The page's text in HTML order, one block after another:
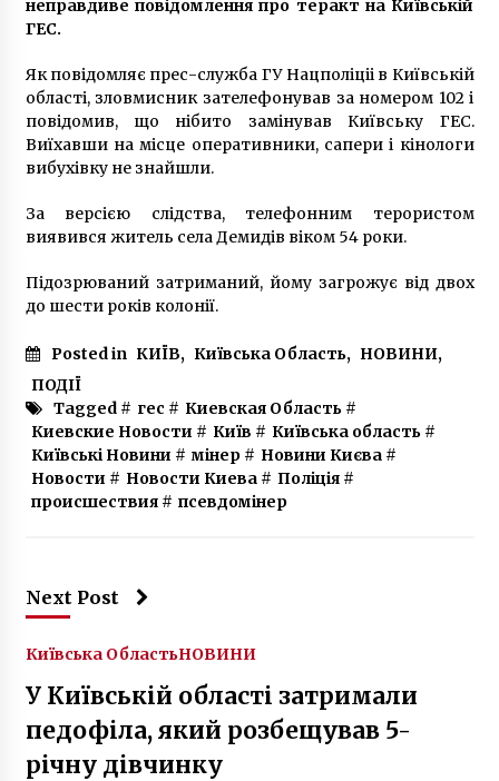
6 років ago
В аеропорту “Бориспіль” затримали
митрополита УПЦ МП
8 років ago
Чоловіку, який жорстоко побив 6-річного
вбивство
6 років ago
В Києві чоловік ґвалтував 5-річну доньку
своєї знайомої
5 років ago
5 років ago
Депутату Київради від “Слуги народу”
спалили автомобіль
неправдиве повідомлення про теракт на Київській
ГЕС.
Як повідомляє прес-служба ГУ Нацполіціі в Київській
області, зловмисник зателефонував за номером 102 і
повідомив, що нібито замінував Київську ГЕС.
Виїхавши на місце оперативники, сапери і кінологи
вибухівку не знайшли.
За версією слідства, телефонним терористом
виявився житель села Демидів віком 54 роки.
Підозрюваний затриманий, йому загрожує від двох
до шести років колонії.
Posted in КИЇВ, Київська Область, НОВИНИ,
ПОДІЇ
Tagged # гес # Киевская Область#
Киевские Новости # Київ # Київська область#
Київські Новини # мінер# Новини Києва#
Новости # Новости Киева# Поліція#
происшествия# псевдомінер
Next Post
Київська ОбластьНОВИНИ
У Київській області затримали
педофіла, який розбещував 5-
річну дівчинку